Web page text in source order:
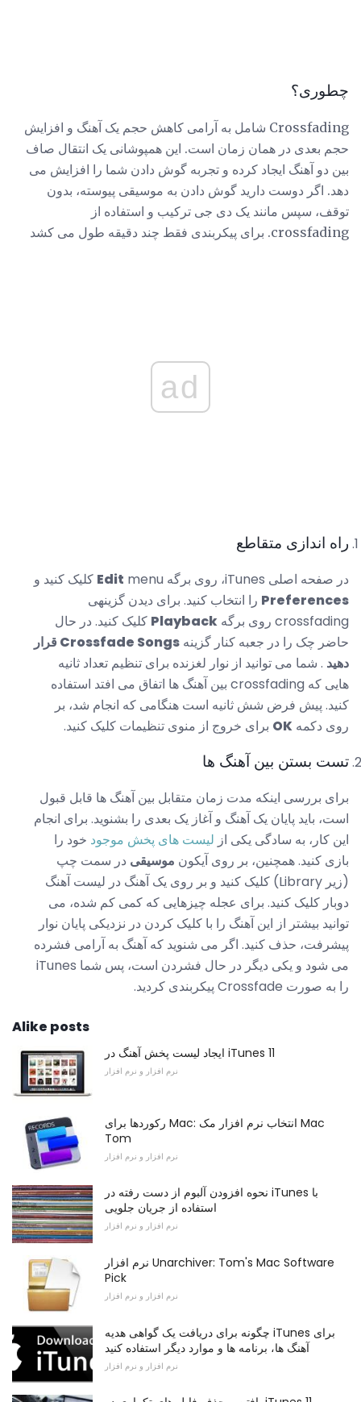
چطوری؟
Crossfading شامل به آرامی کاهش حجم یک آهنگ و افزایش
حجم بعدی در همان زمان است. این همپوشانی یک انتقال صاف
بین دو آهنگ ایجاد کرده و تجربه گوش دادن شما را افزایش می
دهد. اگر دوست دارید گوش دادن به موسیقی پیوسته، بدون
توقف، سپس مانند یک دی جی ترکیب و استفاده از
crossfading. برای پیکربندی فقط چند دقیقه طول می کشد
ad
راه اندازی متقاطع
در صفحه اصلی iTunes، روی برگه Edit menu کلیک کنید و
Preferences را انتخاب کنید. برای دیدن گزینهی
crossfading روی برگه
Playback کلیک کنید. در حال
حاضر چک را در جعبه کنار گزینه
Crossfade Songs قرار
دهید . شما می توانید از نوار لغزنده برای تنظیم تعداد ثانیه
هایی که crossfading بین آهنگ ها اتفاق می افتد استفاده
کنید. پیش فرض شش ثانیه است هنگامی که انجام شد، بر
روی دکمه OK برای خروج از منوی تنظیمات کلیک کنید.
تست بستن بین آهنگ ها
برای بررسی اینکه مدت زمان متقابل بین آهنگ ها قابل قبول
است، باید پایان یک آهنگ و آغاز یک بعدی را بشنوید. برای انجام
این کار، به سادگی یکی از لیست های پخش موجود خود را
بازی کنید. همچنین، بر روی آیکون موسیقی در سمت چپ
(زیر Library) کلیک کنید و بر روی یک آهنگ در لیست آهنگ
دوبار کلیک کنید. برای عجله چیزهایی که کمی کم شده، می
توانید بیشتر از این آهنگ را با کلیک کردن در نزدیکی پایان نوار
پیشرفت، حذف کنید. اگر می شنوید که آهنگ به آرامی فشرده
می شود و یکی دیگر در حال فشردن است، پس شما iTunes
را به صورت Crossfade پیکربندی کردید.
Alike posts
ایجاد لیست پخش آهنگ در iTunes 11
نرم افزار و نرم افزار
رکوردها برای Mac: انتخاب نرم افزار مک Mac
Tom
نرم افزار و نرم افزار
نحوه افزودن آلبوم از دست رفته در iTunes با
استفاده از جریان جلویی
نرم افزار و نرم افزار
نرم افزار Unarchiver: Tom's Mac Software
Pick
نرم افزار و نرم افزار
چگونه برای دریافت یک گواهی هدیه iTunes برای
آهنگ ها، برنامه ها و موارد دیگر استفاده کنید
نرم افزار و نرم افزار